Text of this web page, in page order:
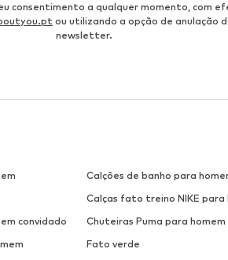
consentimento a qualquer momento, com
ou utilizando a opção de anulação
newsletter.
Calções de banho para
Calças fato treino NIKE para
convidado Chuteiras Puma para homem
Fato verde